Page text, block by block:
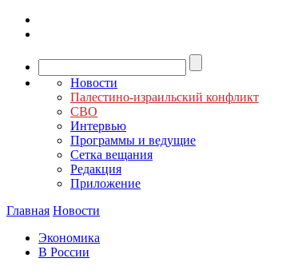
Новости
Палестино-израильский конфликт
СВО
Интервью
Программы и ведущие
Сетка вещания
Редакция
Приложение
Главная Новости
Экономика
В России